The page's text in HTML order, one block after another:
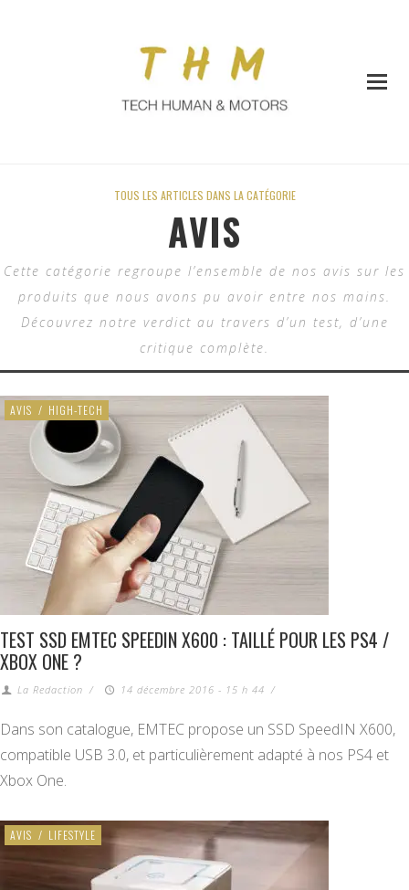
TOUS LES ARTICLES DANS LA CATÉGORIE
AVIS
Cette catégorie regroupe l’ensemble de nos avis sur les
produits que nous avons pu avoir entre nos mains.
Découvrez notre verdict au travers d’un test, d’une
critique complète.
AVIS / HIGH-TECH
TEST SSD EMTEC SPEEDIN X600 : TAILLÉ POUR LES PS4 /
XBOX ONE ?
La Redaction / 14 décembre 2016 - 15 h 44 /
Dans son catalogue, EMTEC propose un SSD SpeedIN X600,
compatible USB 3.0, et particulièrement adapté à nos PS4 et
Xbox One.
AVIS / LIFESTYLE